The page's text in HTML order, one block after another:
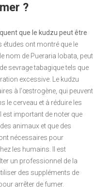
?
que le kudzu peut être
études ont montré que le
nom de Pueraria lobata, peut
sevrage tabagique tels que
excessive. Le kudzu
à l’œstrogène, qui peuvent
le cerveau et à réduire les
est important de noter que
animaux et que des
nécessaires pour
les humains. Il est
un professionnel de la
des suppléments de
arrêter de fumer.